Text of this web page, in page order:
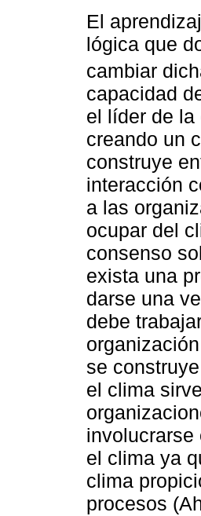
El
lógica que
cambiar
capacidad
el líder de la
creando un
construye
interacción
a las
ocupar del
consenso
exista una
darse una
debe
se
el clima
involucrarse
el clima ya
clima
procesos